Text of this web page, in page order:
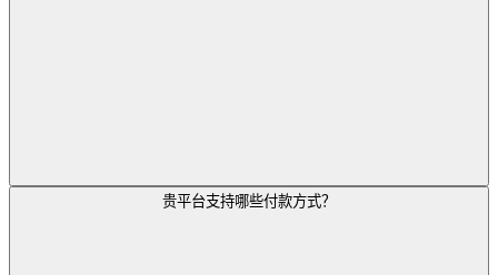
贵平台支持哪些付款方式？